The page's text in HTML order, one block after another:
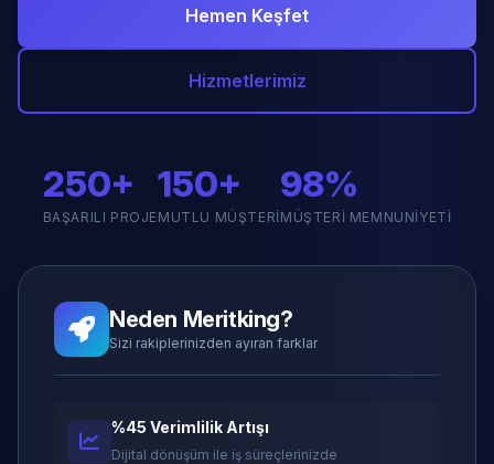
Hemen Keşfet
Hizmetlerimiz
250+
BAŞARILI PROJE
150+
MUTLU MÜŞTERI
98%
MÜŞTERI MEMNUNIYETI
Neden Meritking?
Sizi rakiplerinizden ayıran farklar
%45 Verimlilik Artışı
Dijital dönüşüm ile iş süreçlerinizde